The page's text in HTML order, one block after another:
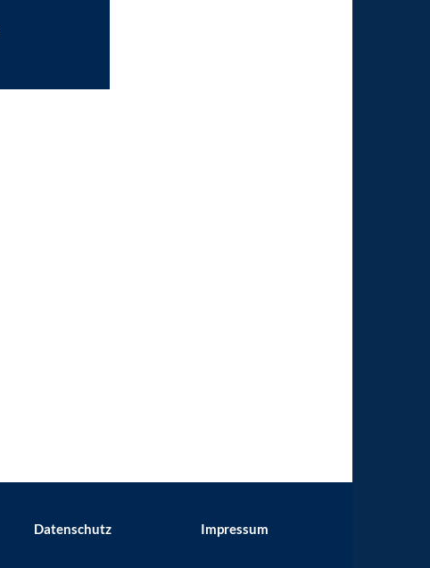
Datenschutz Impressum